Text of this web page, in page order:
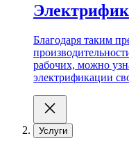
Благодаря таким
рабочих, можно
электрификации
Услуги